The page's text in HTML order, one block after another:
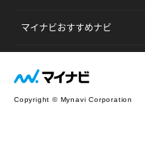
マイナビおすすめナビ
Copyright © Mynavi Corporation